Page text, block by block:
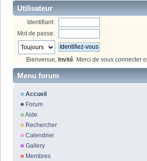
Utilisateur
Identifiant:
Mot de passe:
Bienvenue, Invité. Merci de vous connecter
Menu forum
Accueil
Forum
Aide
Rechercher
Calendrier
Gallery
Membres